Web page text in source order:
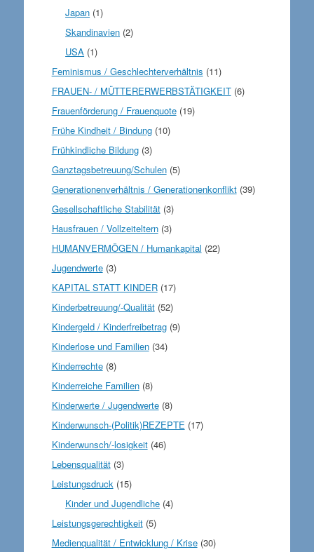
Japan (1)
Skandinavien (2)
USA (1)
Feminismus / Geschlechterverhältnis (11)
FRAUEN- / MÜTTERERWERBSTÄTIGKEIT(6)
Frauenförderung / Frauenquote(19)
Frühe Kindheit / Bindung(10)
Frühkindliche Bildung(3)
Ganztagsbetreuung/Schulen(5)
Generationenverhältnis / Generationenkonflikt(39)
Gesellschaftliche Stabilität(3)
Hausfrauen / Vollzeiteltern(3)
HUMANVERMÖGEN / Humankapital (22)
Jugendwerte(3)
KAPITAL STATT KINDER(17)
Kinderbetreuung/-Qualität(52)
Kindergeld / Kinderfreibetrag(9)
Kinderlose und Familien(34)
Kinderrechte(8)
Kinderreiche Familien(8)
Kinderwerte / Jugendwerte(8)
Kinderwunsch-(Politik)REZEPTE (17)
Kinderwunsch/-losigkeit(46)
Lebensqualität(3)
Leistungsdruck (15)
Kinder und Jugendliche (4)
Leistungsgerechtigkeit(5)
Medienqualität / Entwicklung / Krise(30)